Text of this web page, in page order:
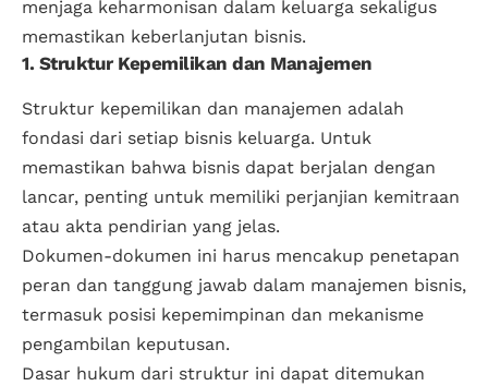
menjaga keharmonisan dalam keluarga sekaligus
memastikan keberlanjutan bisnis.
1. Struktur Kepemilikan dan Manajemen
Struktur kepemilikan dan manajemen adalah
fondasi dari setiap bisnis keluarga. Untuk
memastikan bahwa bisnis dapat berjalan dengan
lancar, penting untuk memiliki perjanjian kemitraan
atau akta pendirian yang jelas.
Dokumen-dokumen ini harus mencakup penetapan
peran dan tanggung jawab dalam manajemen bisnis,
termasuk posisi kepemimpinan dan mekanisme
pengambilan keputusan.
Dasar hukum dari struktur ini dapat ditemukan